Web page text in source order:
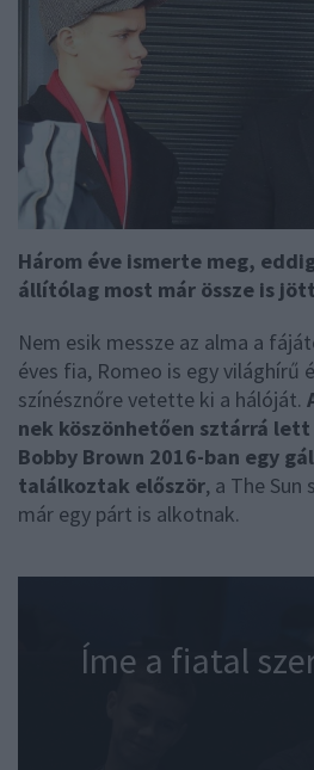
Három éve ismerte meg,
állítólag most már össze is
Nem esik messze az alma a
éves fia, Romeo is egy világhírű
színésznőre vetette ki a hálóját.
nek köszönhetően sztárrá
Bobby Brown 2016-ban egy
találkoztak először, a The
már egy párt is alkotnak.
Íme a fiatal